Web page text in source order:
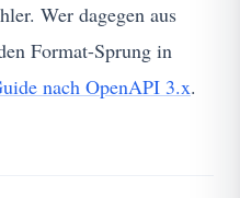
Wer dagegen aus
Format-Sprung in
nach OpenAPI 3.x.